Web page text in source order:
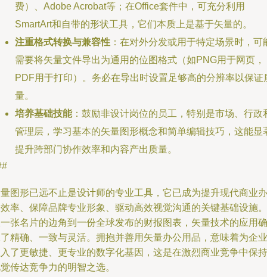
费）、Adobe Acrobat等；在Office套件中，可充分利用
SmartArt和自带的形状工具，它们本质上是基于矢量的。
注重格式转换与兼容性 ：在对外分发或用于特定场景时，可
需要将矢量文件导出为通用的位图格式（如PNG用于网页，
PDF用于打印）。务必在导出时设置足够高的分辨率以保证
量。
培养基础技能：鼓励非设计岗位的员工，特别是市场、行政
管理层，学习基本的矢量图形概念和简单编辑技巧，这能显
提升跨部门协作效率和内容产出质量。
图形已远不止是设计师的专业工具，它已成为提升现代商业办
率、保障品牌专业形象、驱动高效视觉沟通的关键基础设施。
张名片的边角到一份全球发布的财报图表，矢量技术的应用确
精确、一致与灵活。拥抱并善用矢量办公用品，意味着为企业
了更敏捷、更专业的数字化基因，这是在激烈商业竞争中保持
传达竞争力的明智之选。